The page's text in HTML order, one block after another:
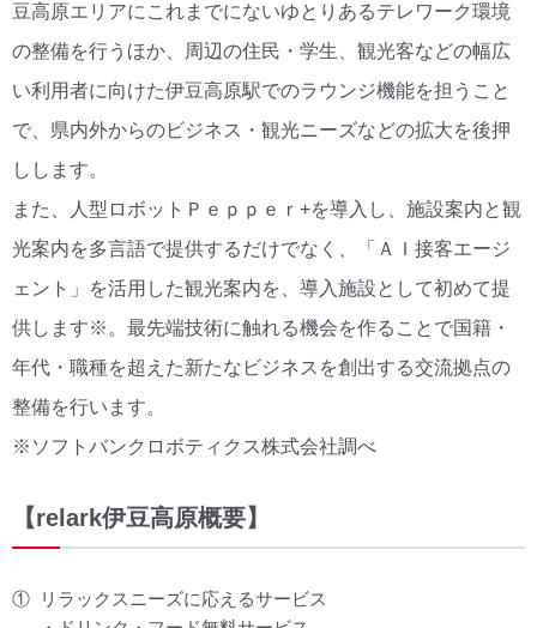
豆高原エリアにこれまでにないゆとりあるテレワーク環境
の整備を行うほか、周辺の住民・学生、観光客などの幅広
い利用者に向けた伊豆高原駅でのラウンジ機能を担うこと
で、県内外からのビジネス・観光ニーズなどの拡大を後押
しします。
また、人型ロボットＰｅｐｐｅｒ+を導入し、施設案内と観
光案内を多言語で提供するだけでなく、「ＡＩ接客エージ
ェント」を活用した観光案内を、導入施設として初めて提
供します※。最先端技術に触れる機会を作ることで国籍・
年代・職種を超えた新たなビジネスを創出する交流拠点の
整備を行います。
※ソフトバンクロボティクス株式会社調べ
【relark伊豆高原概要】
①
リラックスニーズに応えるサービス